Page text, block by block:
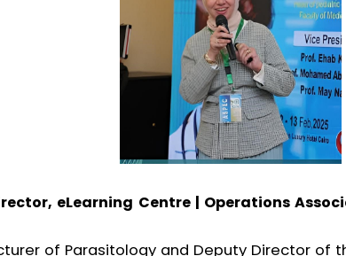
eLearning Centre | Operations
of Parasitology and Deputy Director of